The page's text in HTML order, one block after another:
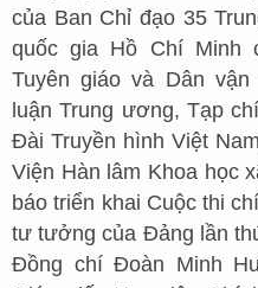
của Ban Chỉ đạo 35
quốc gia Hồ Chí Minh
Tuyên giáo và Dân
luận Trung ương, Tạp
Đài Truyền hình Việt
Viện Hàn lâm Khoa học
báo triển khai Cuộc thi
tư tưởng của Đảng lần
Đồng chí Đoàn Minh